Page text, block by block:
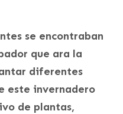
se encontraban
que ara la
diferentes
este invernadero
de plantas,